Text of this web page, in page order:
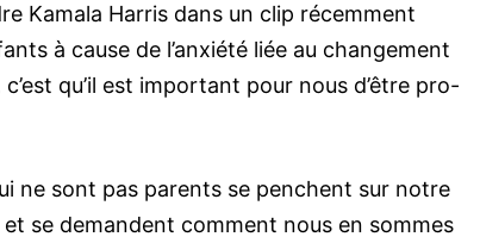
Kamala Harris dans un clip récemment
à cause de l’anxiété liée au changement
qu’il est important pour nous d’être pro-
ne sont pas parents se penchent sur notre
se demandent comment nous en sommes